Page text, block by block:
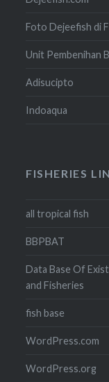
Foto Dejeefish di
Unit Pembenihan
Adisucipto
Indoaqua
FISHERIES
all tropical fish
BBPBAT
Data Base Of
and Fisheries
fish base
WordPress.com
WordPress.org